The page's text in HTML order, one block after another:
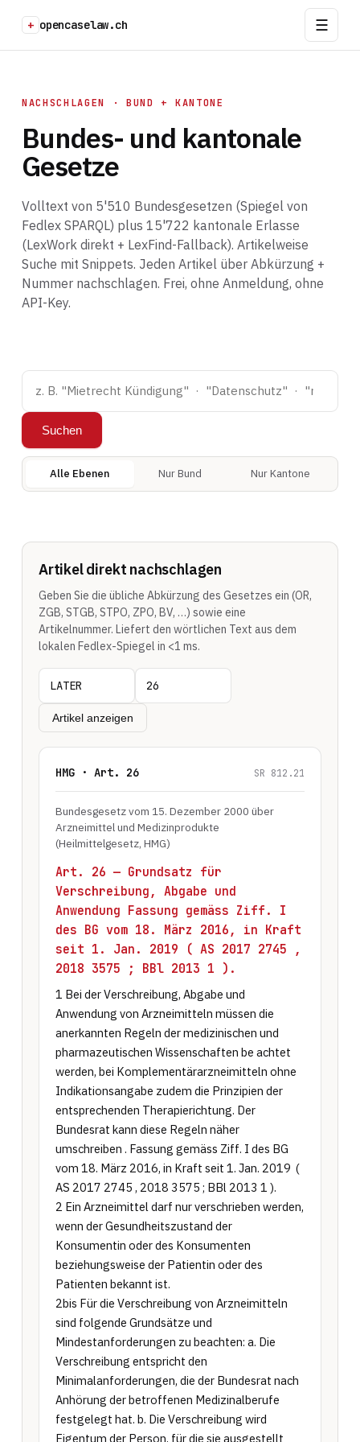
+ opencaselaw.ch
NACHSCHLAGEN · BUND + KANTONE
Bundes- und kantonale
Gesetze
Volltext von 5'510 Bundesgesetzen (Spiegel von
Fedlex SPARQL) plus 15'722 kantonale Erlasse
(LexWork direkt + LexFind-Fallback). Artikelweise
Suche mit Snippets. Jeden Artikel über Abkürzung +
Nummer nachschlagen. Frei, ohne Anmeldung, ohne
API-Key.
Suchen
Alle Ebenen Nur Bund Nur Kantone
Artikel direkt nachschlagen
Geben Sie die übliche Abkürzung des Gesetzes ein (OR,
ZGB, STGB, STPO, ZPO, BV, …) sowie eine
Artikelnummer. Liefert den wörtlichen Text aus dem
lokalen Fedlex-Spiegel in <1 ms.
Artikel anzeigen
HMG · Art. 26 SR 812.21
Bundesgesetz vom 15. Dezember 2000 über
Arzneimittel und Medizinprodukte
(Heilmittelgesetz, HMG)
Art. 26 — Grundsatz für
Verschreibung, Abgabe und
Anwendung Fassung gemäss Ziff. I
des BG vom 18. März 2016, in Kraft
seit 1. Jan. 2019 ( AS 2017 2745 ,
2018 3575 ; BBl 2013 1 ).
1 Bei der Verschreibung, Abgabe und
Anwendung von Arzneimitteln müssen die
anerkannten Regeln der medizinischen und
pharmazeutischen Wissenschaften be achtet
werden, bei Komplementärarzneimitteln ohne
Indikationsangabe zudem die Prinzipien der
entsprechenden Therapierichtung. Der
Bundesrat kann diese Regeln näher
umschreiben . Fassung gemäss Ziff. I des BG
vom 18. März 2016, in Kraft seit 1. Jan. 2019  (
AS 2017 2745 , 2018 3575 ; BBl 2013 1 ).
2 Ein Arzneimittel darf nur verschrieben werden,
wenn der Gesundheitszustand der
Konsumentin oder des Konsumenten
beziehungsweise der Patientin oder des
Patienten bekannt ist.
2bis Für die Verschreibung von Arzneimitteln
sind folgende Grundsätze und
Mindestanforderungen zu beachten: a. Die
Verschreibung entspricht den
Minimalanforderungen, die der Bundesrat nach
Anhörung der betroffenen Medizinalberufe
festgelegt hat. b. Die Verschreibung wird
Eigentum der Person, für die sie ausgestellt